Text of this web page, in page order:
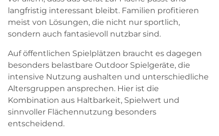
langfristig interessant bleibt. Familien profitieren
meist von Lösungen, die nicht nur sportlich,
sondern auch fantasievoll nutzbar sind.
Auf öffentlichen Spielplätzen braucht es dagegen
besonders belastbare Outdoor Spielgeräte, die
intensive Nutzung aushalten und unterschiedliche
Altersgruppen ansprechen. Hier ist die
Kombination aus Haltbarkeit, Spielwert und
sinnvoller Flächennutzung besonders
entscheidend.